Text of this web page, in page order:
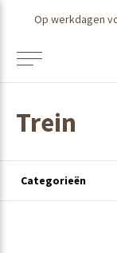
Op werkdagen
Trein
Categorieën